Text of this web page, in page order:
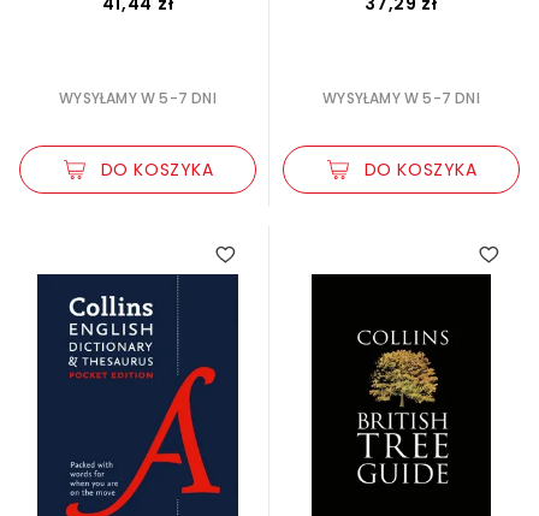
WYSYŁAMY W 5-7 DNI
DO KOSZYKA
WYSYŁAMY W 5-7 DNI
DO KOSZYKA